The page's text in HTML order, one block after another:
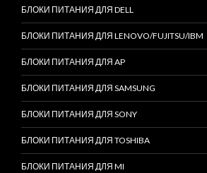
БЛОКИ ПИТАНИЯ ДЛЯ DELL
БЛОКИ ПИТАНИЯ ДЛЯ LENOVO/FUJITSU/IBM
БЛОКИ ПИТАНИЯ ДЛЯ AP
БЛОКИ ПИТАНИЯ ДЛЯ SAMSUNG
БЛОКИ ПИТАНИЯ ДЛЯ SONY
БЛОКИ ПИТАНИЯ ДЛЯ TOSHIBA
БЛОКИ ПИТАНИЯ ДЛЯ MI